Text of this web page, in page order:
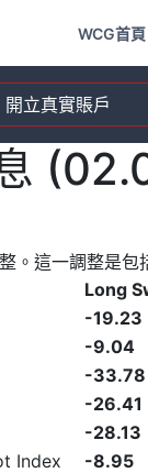
WCG首頁
開立真實賬戶
。這一調整是
Long
-19.23
-9.04
-33.78
-26.41
-28.13
Index -8.95